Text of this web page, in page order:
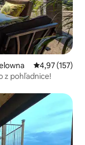
Priemerné
4,97 (157)
z pohľadnice!